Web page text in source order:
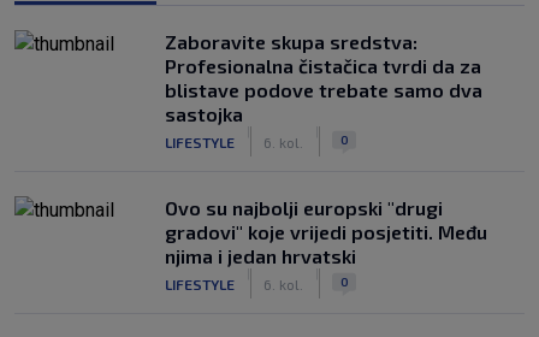
Zaboravite skupa sredstva:
Profesionalna čistačica tvrdi da za
blistave podove trebate samo dva
sastojka
LIFESTYLE 6. kol. 0
Ovo su najbolji europski "drugi
gradovi" koje vrijedi posjetiti. Među
njima i jedan hrvatski
LIFESTYLE 6. kol. 0